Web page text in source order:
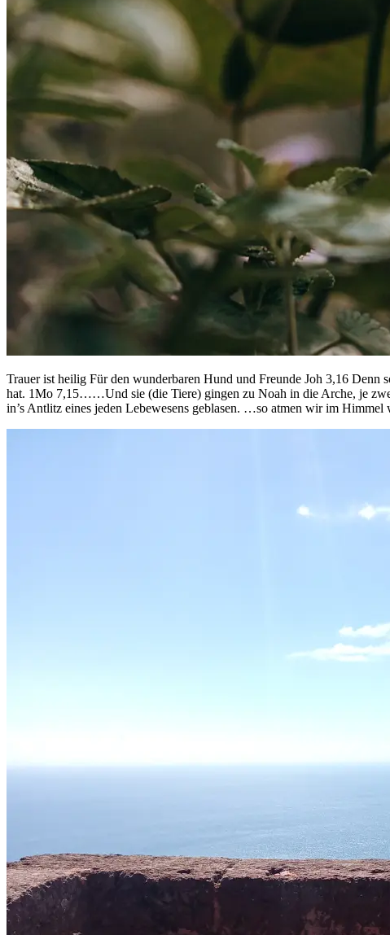
Trauer ist heilig Für den wunderbaren Hund und Freunde Joh 3,16 Denn
hat. 1Mo 7,15……Und sie (die Tiere) gingen zu Noah in die Arche, je
in’s Antlitz eines jeden Lebewesens geblasen. …so atmen wir im